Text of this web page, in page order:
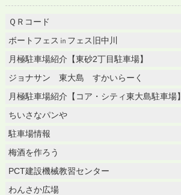
ＱＲコード
ボートフェス㏌フェス旧中川
月極駐車場紹介【東砂2丁目駐車場】
ジョナサン 東大島 すかいらーく
月極駐車場紹介【コア・シティ東大島駐車場】
ちいさなパンや
駐車場情報
梅酒を作ろう
PCT建設機械教習センター
わんさか広場